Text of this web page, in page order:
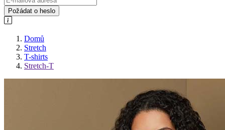
Požádat o heslo
Domů
Stretch
T-shirts
Stretch-T